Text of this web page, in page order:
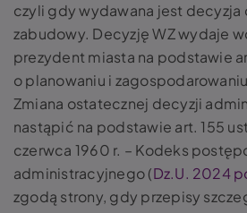
czyli gdy wydawana jest decyzja
zabudowy. Decyzję WZ wydaje
prezydent miasta na podstawie
o planowaniu i
Zmiana ostatecznej decyzji
nastąpić na podstawie art. 155
czerwca 1960 r. – Kodeks
administracyjnego (Dz.U. 2024
zgodą strony, gdy przepisy